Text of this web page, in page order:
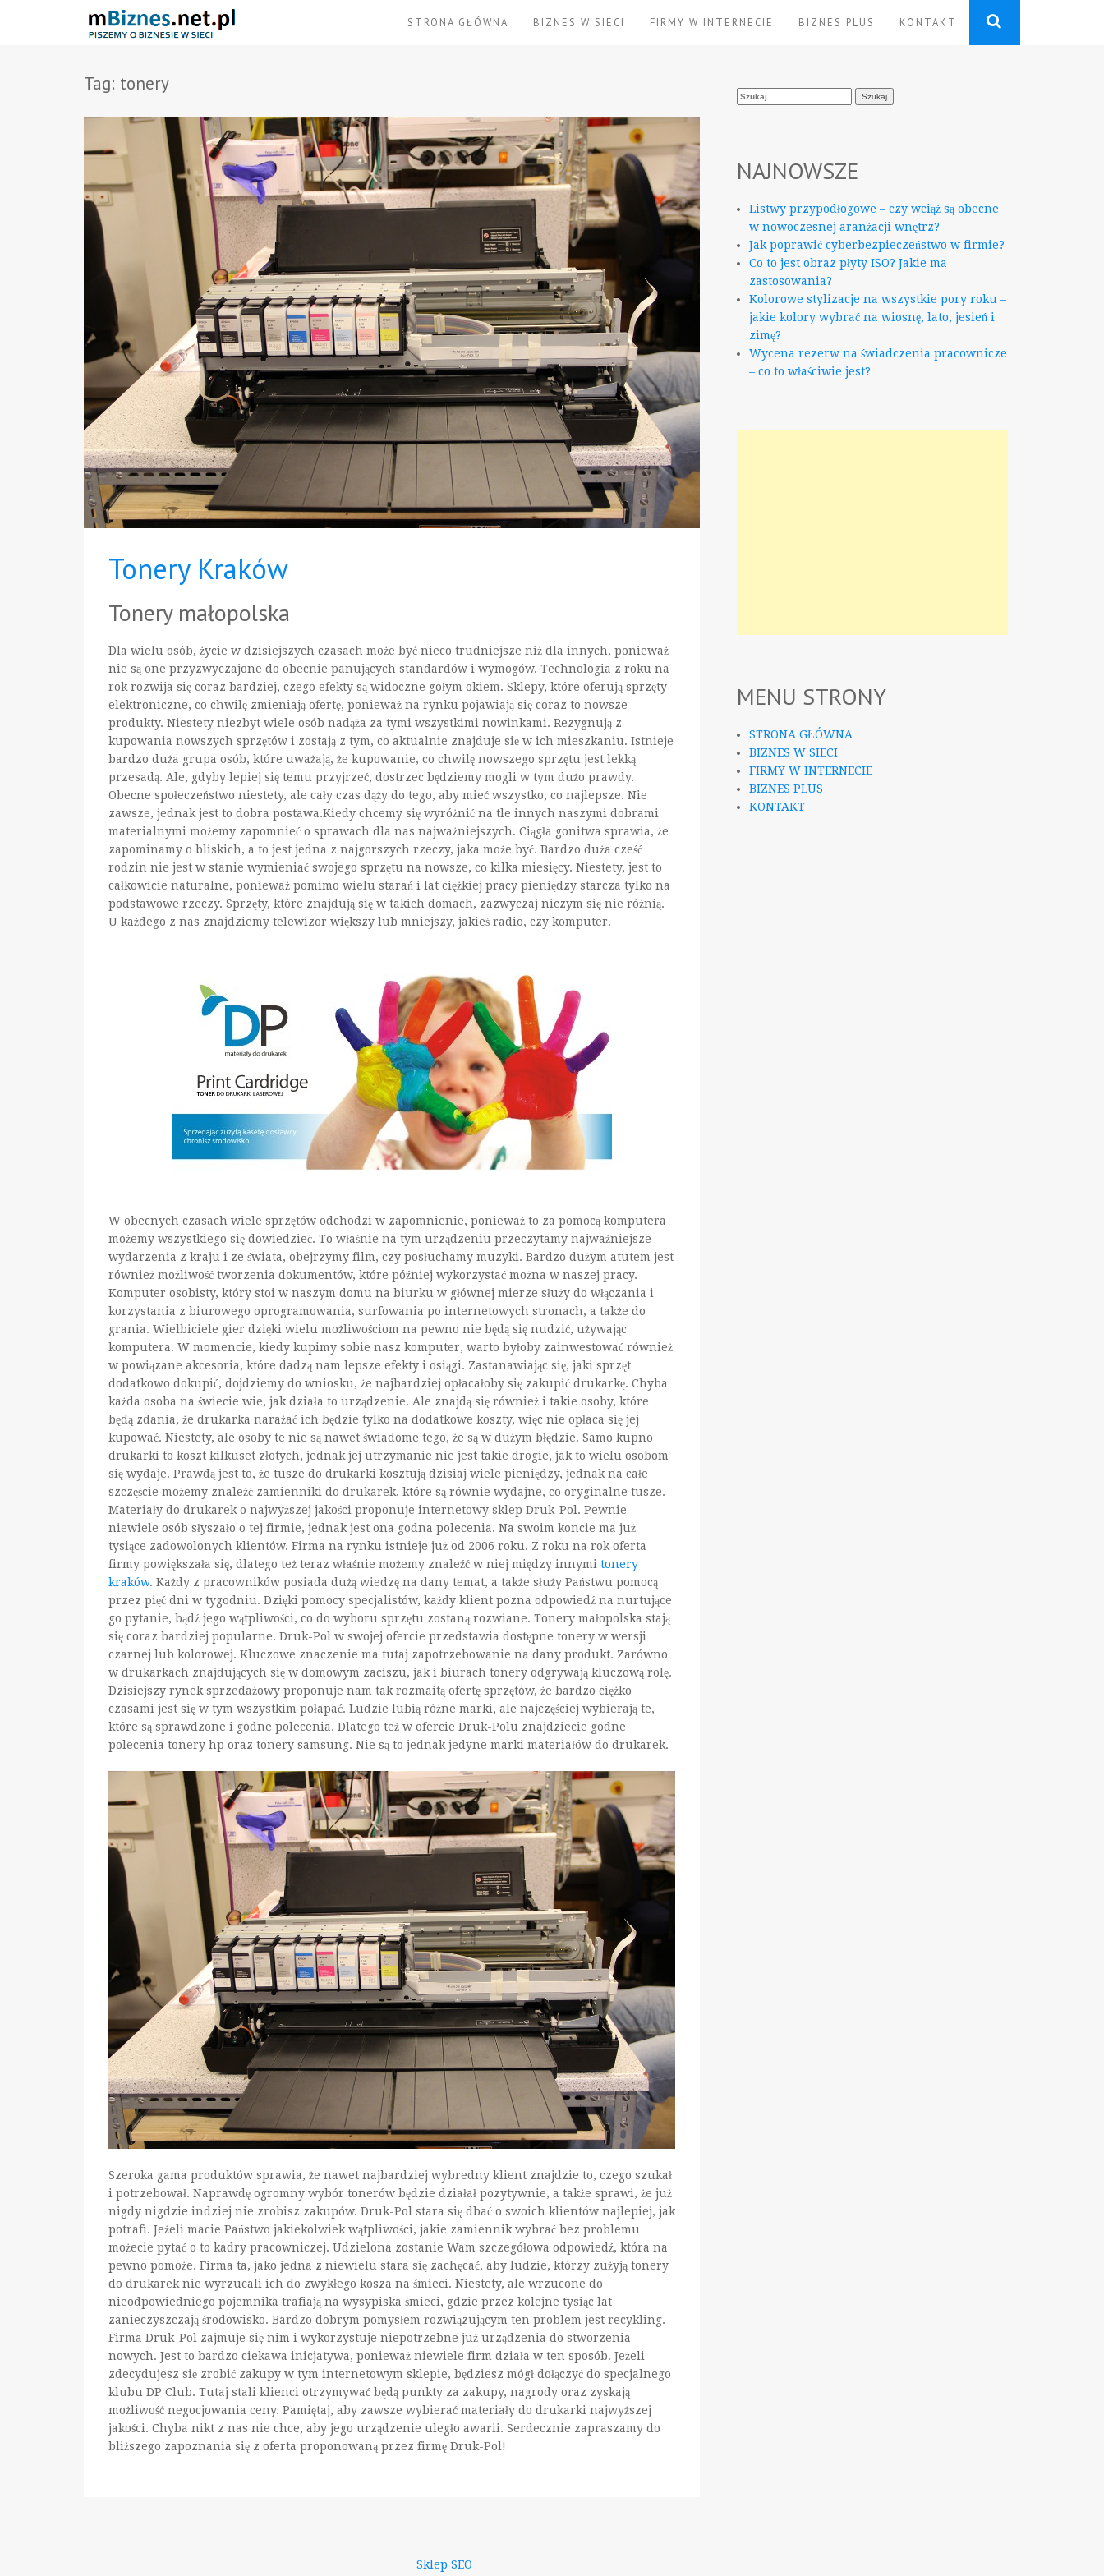
STRONA GŁÓWNA BIZNES W SIECI FIRMY W INTERNECIE BIZNES PLUS KONTAKT
Tag: tonery
Tonery Kraków
Tonery małopolska
Dla wielu osób, życie w dzisiejszych czasach może być nieco trudniejsze niż dla innych, ponieważ
nie są one przyzwyczajone do obecnie panujących standardów i wymogów. Technologia z roku na
rok rozwija się coraz bardziej, czego efekty są widoczne gołym okiem. Sklepy, które oferują sprzęty
elektroniczne, co chwilę zmieniają ofertę, ponieważ na rynku pojawiają się coraz to nowsze
produkty. Niestety niezbyt wiele osób nadąża za tymi wszystkimi nowinkami. Rezygnują z
kupowania nowszych sprzętów i zostają z tym, co aktualnie znajduje się w ich mieszkaniu. Istnieje
bardzo duża grupa osób, które uważają, że kupowanie, co chwilę nowszego sprzętu jest lekką
przesadą. Ale, gdyby lepiej się temu przyjrzeć, dostrzec będziemy mogli w tym dużo prawdy.
Obecne społeczeństwo niestety, ale cały czas dąży do tego, aby mieć wszystko, co najlepsze. Nie
zawsze, jednak jest to dobra postawa.Kiedy chcemy się wyróżnić na tle innych naszymi dobrami
materialnymi możemy zapomnieć o sprawach dla nas najważniejszych. Ciągła gonitwa sprawia, że
zapominamy o bliskich, a to jest jedna z najgorszych rzeczy, jaka może być. Bardzo duża cześć
rodzin nie jest w stanie wymieniać swojego sprzętu na nowsze, co kilka miesięcy. Niestety, jest to
całkowicie naturalne, ponieważ pomimo wielu starań i lat ciężkiej pracy pieniędzy starcza tylko na
podstawowe rzeczy. Sprzęty, które znajdują się w takich domach, zazwyczaj niczym się nie różnią.
U każdego z nas znajdziemy telewizor większy lub mniejszy, jakieś radio, czy komputer.
W obecnych czasach wiele sprzętów odchodzi w zapomnienie, ponieważ to za pomocą komputera
możemy wszystkiego się dowiedzieć. To właśnie na tym urządzeniu przeczytamy najważniejsze
wydarzenia z kraju i ze świata, obejrzymy film, czy posłuchamy muzyki. Bardzo dużym atutem jest
również możliwość tworzenia dokumentów, które później wykorzystać można w naszej pracy.
Komputer osobisty, który stoi w naszym domu na biurku w głównej mierze służy do włączania i
korzystania z biurowego oprogramowania, surfowania po internetowych stronach, a także do
grania. Wielbiciele gier dzięki wielu możliwościom na pewno nie będą się nudzić, używając
komputera. W momencie, kiedy kupimy sobie nasz komputer, warto byłoby zainwestować również
w powiązane akcesoria, które dadzą nam lepsze efekty i osiągi. Zastanawiając się, jaki sprzęt
dodatkowo dokupić, dojdziemy do wniosku, że najbardziej opłacałoby się zakupić drukarkę. Chyba
każda osoba na świecie wie, jak działa to urządzenie. Ale znajdą się również i takie osoby, które
będą zdania, że drukarka narażać ich będzie tylko na dodatkowe koszty, więc nie opłaca się jej
kupować. Niestety, ale osoby te nie są nawet świadome tego, że są w dużym błędzie. Samo kupno
drukarki to koszt kilkuset złotych, jednak jej utrzymanie nie jest takie drogie, jak to wielu osobom
się wydaje. Prawdą jest to, że tusze do drukarki kosztują dzisiaj wiele pieniędzy, jednak na całe
szczęście możemy znaleźć zamienniki do drukarek, które są równie wydajne, co oryginalne tusze.
Materiały do drukarek o najwyższej jakości proponuje internetowy sklep Druk-Pol. Pewnie
niewiele osób słyszało o tej firmie, jednak jest ona godna polecenia. Na swoim koncie ma już
tysiące zadowolonych klientów. Firma na rynku istnieje już od 2006 roku. Z roku na rok oferta
firmy powiększała się, dlatego też teraz właśnie możemy znaleźć w niej między innymi tonery
kraków. Każdy z pracowników posiada dużą wiedzę na dany temat, a także służy Państwu pomocą
przez pięć dni w tygodniu. Dzięki pomocy specjalistów, każdy klient pozna odpowiedź na nurtujące
go pytanie, bądź jego wątpliwości, co do wyboru sprzętu zostaną rozwiane. Tonery małopolska stają
się coraz bardziej popularne. Druk-Pol w swojej ofercie przedstawia dostępne tonery w wersji
czarnej lub kolorowej. Kluczowe znaczenie ma tutaj zapotrzebowanie na dany produkt. Zarówno
w drukarkach znajdujących się w domowym zaciszu, jak i biurach tonery odgrywają kluczową rolę.
Dzisiejszy rynek sprzedażowy proponuje nam tak rozmaitą ofertę sprzętów, że bardzo ciężko
czasami jest się w tym wszystkim połapać. Ludzie lubią różne marki, ale najczęściej wybierają te,
które są sprawdzone i godne polecenia. Dlatego też w ofercie Druk-Polu znajdziecie godne
polecenia tonery hp oraz tonery samsung. Nie są to jednak jedyne marki materiałów do drukarek.
Szeroka gama produktów sprawia, że nawet najbardziej wybredny klient znajdzie to, czego szukał
i potrzebował. Naprawdę ogromny wybór tonerów będzie działał pozytywnie, a także sprawi, że już
nigdy nigdzie indziej nie zrobisz zakupów. Druk-Pol stara się dbać o swoich klientów najlepiej, jak
potrafi. Jeżeli macie Państwo jakiekolwiek wątpliwości, jakie zamiennik wybrać bez problemu
możecie pytać o to kadry pracowniczej. Udzielona zostanie Wam szczegółowa odpowiedź, która na
pewno pomoże. Firma ta, jako jedna z niewielu stara się zachęcać, aby ludzie, którzy zużyją tonery
do drukarek nie wyrzucali ich do zwykłego kosza na śmieci. Niestety, ale wrzucone do
nieodpowiedniego pojemnika trafiają na wysypiska śmieci, gdzie przez kolejne tysiąc lat
zanieczyszczają środowisko. Bardzo dobrym pomysłem rozwiązującym ten problem jest recykling.
Firma Druk-Pol zajmuje się nim i wykorzystuje niepotrzebne już urządzenia do stworzenia
nowych. Jest to bardzo ciekawa inicjatywa, ponieważ niewiele firm działa w ten sposób. Jeżeli
zdecydujesz się zrobić zakupy w tym internetowym sklepie, będziesz mógł dołączyć do specjalnego
klubu DP Club. Tutaj stali klienci otrzymywać będą punkty za zakupy, nagrody oraz zyskają
możliwość negocjowania ceny. Pamiętaj, aby zawsze wybierać materiały do drukarki najwyższej
jakości. Chyba nikt z nas nie chce, aby jego urządzenie uległo awarii. Serdecznie zapraszamy do
bliższego zapoznania się z oferta proponowaną przez firmę Druk-Pol!
Szukaj:
NAJNOWSZE
Listwy przypodłogowe – czy wciąż są obecne
w nowoczesnej aranżacji wnętrz?
Jak poprawić cyberbezpieczeństwo w firmie?
Co to jest obraz płyty ISO? Jakie ma
zastosowania?
Kolorowe stylizacje na wszystkie pory roku –
jakie kolory wybrać na wiosnę, lato, jesień i
zimę?
Wycena rezerw na świadczenia pracownicze
– co to właściwie jest?
MENU STRONY
STRONA GŁÓWNA
BIZNES W SIECI
FIRMY W INTERNECIE
BIZNES PLUS
KONTAKT
Sklep SEO